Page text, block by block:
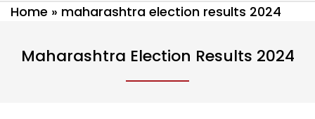
Home » maharashtra election results 2024
Maharashtra Election Results 2024